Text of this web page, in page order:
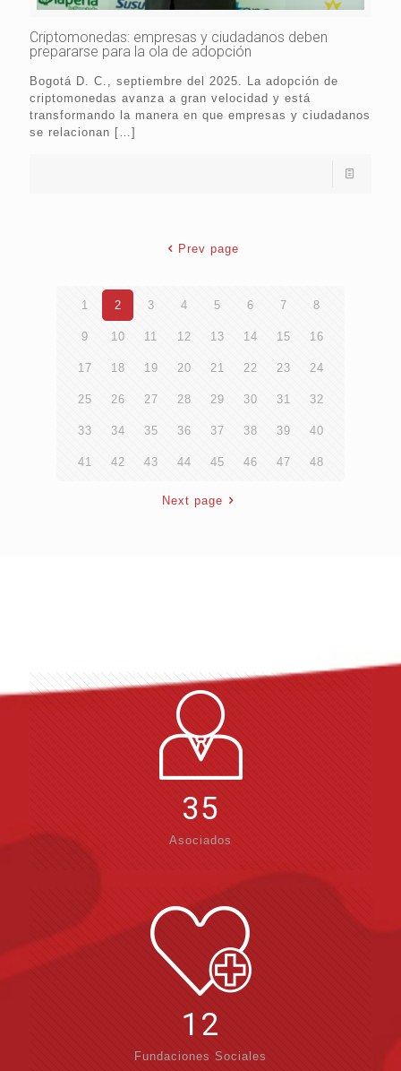
Criptomonedas: empresas y ciudadanos deben
prepararse para la ola de adopción
Bogotá D. C., septiembre del 2025. La adopción de
criptomonedas avanza a gran velocidad y está
transformando la manera en que empresas y ciudadanos
se relacionan […]
Prev page
1 2 3 4 5 6 7 8
9 10 11 12 13 14 15 16
17 18 19 20 21 22 23 24
25 26 27 28 29 30 31 32
33 34 35 36 37 38 39 40
41 42 43 44 45 46 47 48
Next page
35
Asociados
12
Fundaciones Sociales